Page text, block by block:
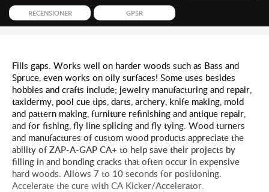
RECENSIONER GPSR
Fills gaps. Works well on harder woods such as Bass and
Spruce, even works on oily surfaces! Some uses besides
hobbies and crafts include; jewelry manufacturing and repair,
taxidermy, pool cue tips, darts, archery, knife making, mold
and pattern making, furniture refinishing and antique repair,
and for fishing, fly line splicing and fly tying. Wood turners
and manufactures of custom wood products appreciate the
ability of ZAP-A-GAP CA+ to help save their projects by
filling in and bonding cracks that often occur in expensive
hard woods. Allows 7 to 10 seconds for positioning.
Accelerate the cure with CA Kicker/Accelerator.